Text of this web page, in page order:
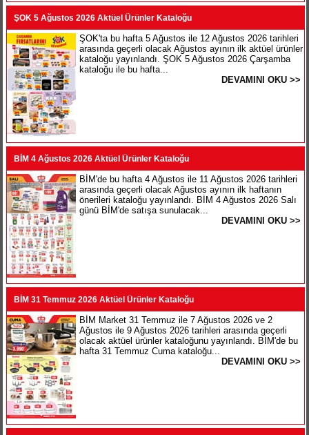
ŞOK 5 Ağustos 2026 Aktüel Ürünler Kataloğu
ŞOK'ta bu hafta 5 Ağustos ile 12 Ağustos 2026 tarihleri
arasında geçerli olacak Ağustos ayının ilk aktüel ürünler
kataloğu yayınlandı. ŞOK 5 Ağustos 2026 Çarşamba
kataloğu ile bu hafta...
DEVAMINI OKU >>
BİM 4 Ağustos 2026 Aktüel Ürünler Kataloğu
BİM'de bu hafta 4 Ağustos ile 11 Ağustos 2026 tarihleri
arasında geçerli olacak Ağustos ayının ilk haftanın
önerileri kataloğu yayınlandı. BİM 4 Ağustos 2026 Salı
günü BİM'de satışa sunulacak...
DEVAMINI OKU >>
BİM 31 Temmuz 2026 Aktüel Ürünler Kataloğu
BİM Market 31 Temmuz ile 7 Ağustos 2026 ve 2
Ağustos ile 9 Ağustos 2026 tarihleri arasında geçerli
olacak aktüel ürünler kataloğunu yayınlandı. BİM'de bu
hafta 31 Temmuz Cuma kataloğu...
DEVAMINI OKU >>